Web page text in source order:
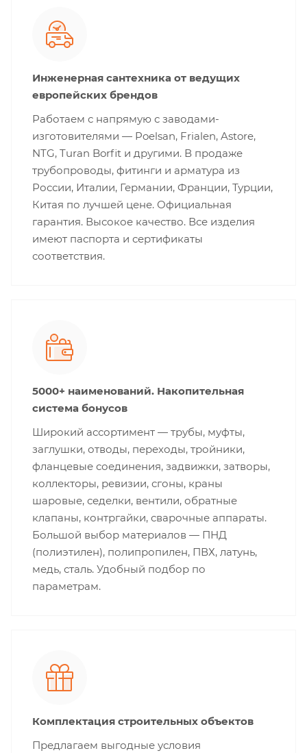
Инженерная сантехника от ведущих
европейских брендов
Работаем с напрямую с заводами-
изготовителями — Poelsan, Frialen, Astore,
NTG, Turan Borfit и другими. В продаже
трубопроводы, фитинги и арматура из
России, Италии, Германии, Франции, Турции,
Китая по лучшей цене. Официальная
гарантия. Высокое качество. Все изделия
имеют паспорта и сертификаты
соответствия.
5000+ наименований. Накопительная
система бонусов
Широкий ассортимент — трубы, муфты,
заглушки, отводы, переходы, тройники,
фланцевые соединения, задвижки, затворы,
коллекторы, ревизии, сгоны, краны
шаровые, седелки, вентили, обратные
клапаны, контргайки, сварочные аппараты.
Большой выбор материалов — ПНД
(полиэтилен), полипропилен, ПВХ, латунь,
медь, сталь. Удобный подбор по
параметрам.
Комплектация строительных объектов
Предлагаем выгодные условия